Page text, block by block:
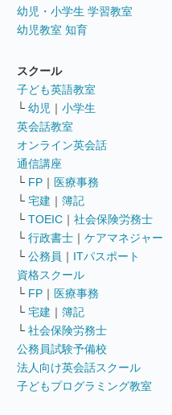
幼児・小学生 学習教室
幼児教室 知育
スクール
子ども英語教室
└ 幼児 ｜ 小学生
英会話教室
オンライン英会話
通信講座
└ FP ｜ 医療事務
└ 宅建 ｜ 簿記
└ TOEIC ｜ 社会保険労務士
└ 行政書士 ｜ ケアマネジャー
└ 公務員 ｜ ITパスポート
資格スクール
└ FP ｜ 医療事務
└ 宅建 ｜ 簿記
└ 社会保険労務士
公務員試験予備校
法人向け英会話スクール
子どもプログラミング教室